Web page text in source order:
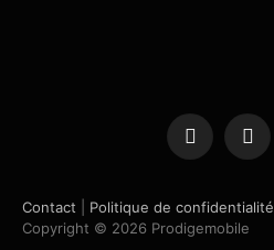
Facebook
X
Contact Politique de confidentialité
Copyright © 2026 Prodigemobile